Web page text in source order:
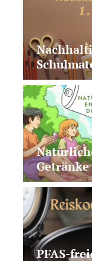
1. Klasse
Produkte
Getränke
Drinks
PFAS-